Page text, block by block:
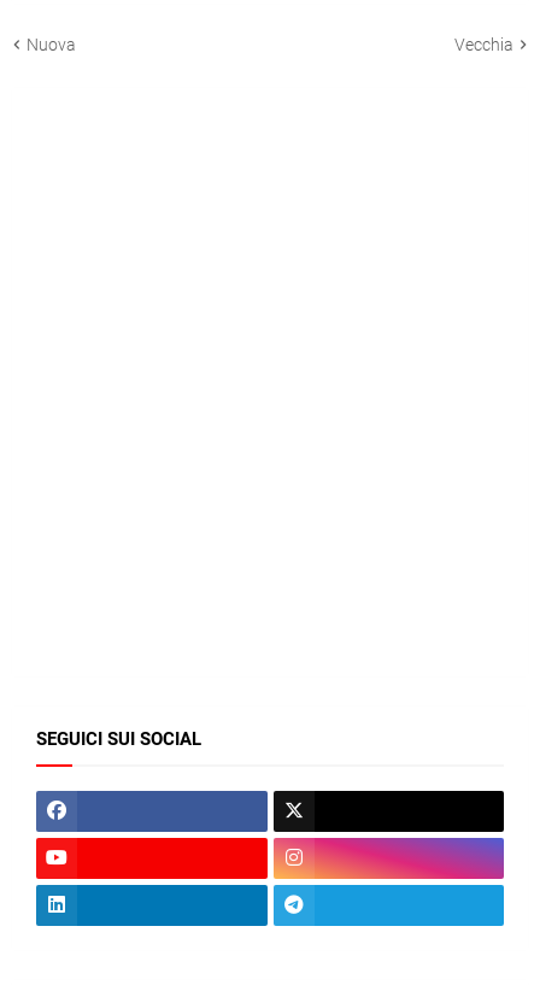
Nuova Vecchia
SEGUICI SUI SOCIAL